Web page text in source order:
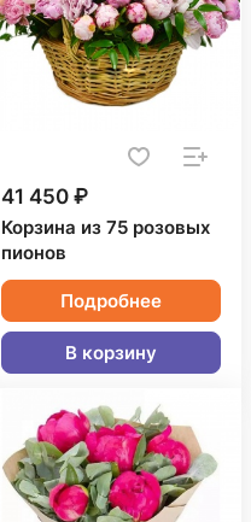
41 450 ₽
Корзина из 75 розовых
пионов
Подробнее
В корзину